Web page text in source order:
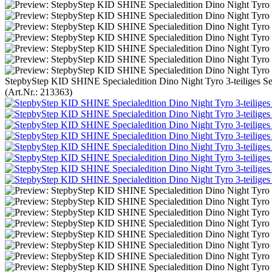
StepbyStep KID SHINE Specialedition Dino Night Tyro 3-teiliges
(Art.Nr.: 213363)